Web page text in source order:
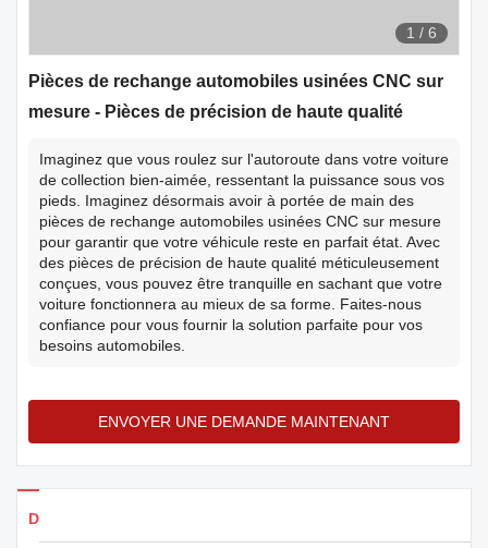
1 / 6
Pièces de rechange automobiles usinées CNC sur
mesure - Pièces de précision de haute qualité
Imaginez que vous roulez sur l'autoroute dans votre voiture
de collection bien-aimée, ressentant la puissance sous vos
pieds. Imaginez désormais avoir à portée de main des
pièces de rechange automobiles usinées CNC sur mesure
pour garantir que votre véhicule reste en parfait état. Avec
des pièces de précision de haute qualité méticuleusement
conçues, vous pouvez être tranquille en sachant que votre
voiture fonctionnera au mieux de sa forme. Faites-nous
confiance pour vous fournir la solution parfaite pour vos
besoins automobiles.
ENVOYER UNE DEMANDE MAINTENANT
Détails des produits